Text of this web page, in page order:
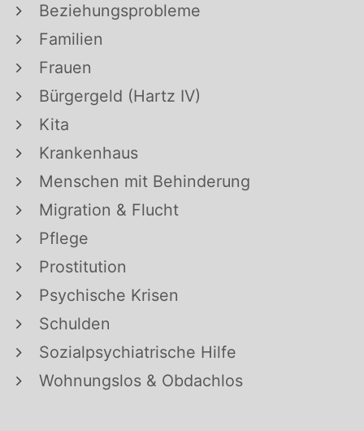
Beziehungsprobleme
Familien
Frauen
Bürgergeld (Hartz IV)
Kita
Krankenhaus
Menschen mit Behinderung
Migration & Flucht
Pflege
Prostitution
Psychische Krisen
Schulden
Sozialpsychiatrische Hilfe
Wohnungslos & Obdachlos